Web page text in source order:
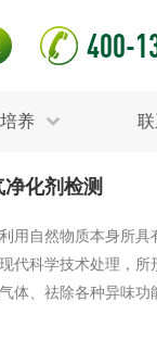
400-
养
境与振动检测
材料检测
试
光伏
净化剂检测
用自然物质本身所具
代科学技术处理，所
体、祛除各种异味功